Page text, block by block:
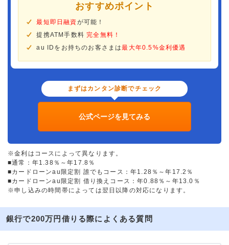
おすすめポイント
最短即日融資が可能！
提携ATM手数料完全無料！
au IDをお持ちのお客さまは最大年0.5%金利優遇
まずはカンタン診断でチェック
公式ページを見てみる
※金利はコースによって異なります。
■通常：年1.38％～年17.8％
■カードローンau限定割 誰でもコース：年1.28％～年17.2％
■カードローンau限定割 借り換えコース：年0.88％～年13.0％
※申し込みの時間帯によっては翌日以降の対応になります。
銀行で200万円借りる際によくある質問